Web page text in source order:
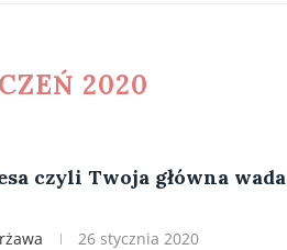
2020
czyli Twoja główna wada
26 stycznia 2020